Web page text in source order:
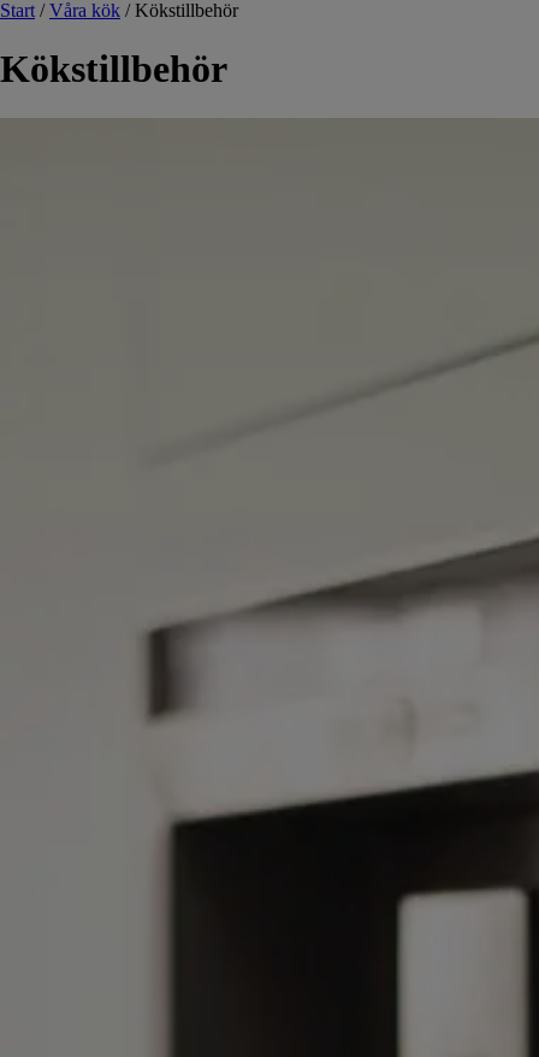
Start / Våra kök / Kökstillbehör
Kökstillbehör